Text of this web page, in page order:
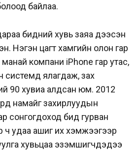
байлаа.
бидний хувь заяа дээсэн
Нэгэн цагт хамгийн олон гар
компани iPhone гар утас,
системд ялагдаж, зах
90 хувиа алдсан юм. 2012
намайг захирлуудын
сонгогдоход бид гурван
ч удаа ашиг их хэмжээгээр
хувьцаа эзэмшигчдэдээ